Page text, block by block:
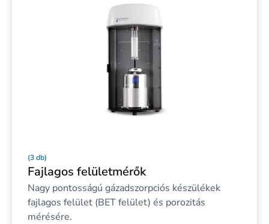
(3 db)
Fajlagos felületmérők
Nagy pontosságú gázadszorpciós készülékek
fajlagos felület (BET felület) és porozitás
mérésére.